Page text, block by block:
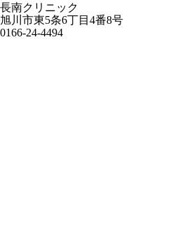
長南クリニック
旭川市東5条6丁目4番8号
0166-24-4494